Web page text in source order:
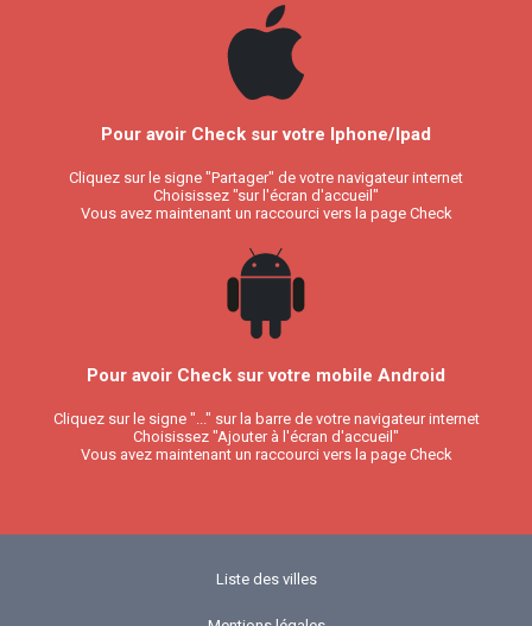
Pour avoir Check sur votre Iphone/Ipad
Cliquez sur le signe "Partager" de votre navigateur internet
Choisissez "sur l'écran d'accueil"
Vous avez maintenant un raccourci vers la page Check
Pour avoir Check sur votre mobile Android
Cliquez sur le signe "..." sur la barre de votre navigateur internet
Choisissez "Ajouter à l'écran d'accueil"
Vous avez maintenant un raccourci vers la page Check
Liste des villes